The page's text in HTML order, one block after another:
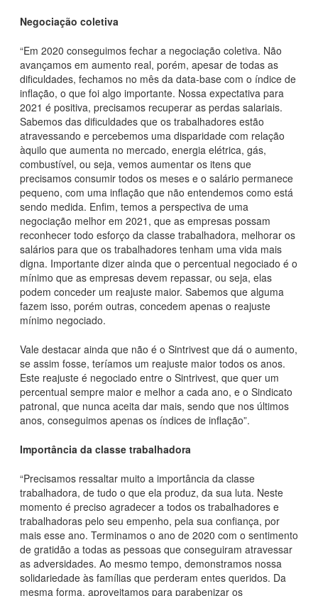
Negociação coletiva
“Em 2020 conseguimos fechar a negociação coletiva. Não
avançamos em aumento real, porém, apesar de todas as
dificuldades, fechamos no mês da data-base com o índice de
inflação, o que foi algo importante. Nossa expectativa para
2021 é positiva, precisamos recuperar as perdas salariais.
Sabemos das dificuldades que os trabalhadores estão
atravessando e percebemos uma disparidade com relação
àquilo que aumenta no mercado, energia elétrica, gás,
combustível, ou seja, vemos aumentar os itens que
precisamos consumir todos os meses e o salário permanece
pequeno, com uma inflação que não entendemos como está
sendo medida. Enfim, temos a perspectiva de uma
negociação melhor em 2021, que as empresas possam
reconhecer todo esforço da classe trabalhadora, melhorar os
salários para que os trabalhadores tenham uma vida mais
digna. Importante dizer ainda que o percentual negociado é o
mínimo que as empresas devem repassar, ou seja, elas
podem conceder um reajuste maior. Sabemos que alguma
fazem isso, porém outras, concedem apenas o reajuste
mínimo negociado.
Vale destacar ainda que não é o Sintrivest que dá o aumento,
se assim fosse, teríamos um reajuste maior todos os anos.
Este reajuste é negociado entre o Sintrivest, que quer um
percentual sempre maior e melhor a cada ano, e o Sindicato
patronal, que nunca aceita dar mais, sendo que nos últimos
anos, conseguimos apenas os índices de inflação”.
Importância da classe trabalhadora
“Precisamos ressaltar muito a importância da classe
trabalhadora, de tudo o que ela produz, da sua luta. Neste
momento é preciso agradecer a todos os trabalhadores e
trabalhadoras pelo seu empenho, pela sua confiança, por
mais esse ano. Terminamos o ano de 2020 com o sentimento
de gratidão a todas as pessoas que conseguiram atravessar
as adversidades. Ao mesmo tempo, demonstramos nossa
solidariedade às famílias que perderam entes queridos. Da
mesma forma, aproveitamos para parabenizar os